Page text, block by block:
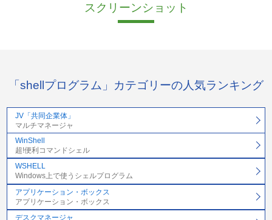
スクリーンショット
「shellプログラム」カテゴリーの人気ランキング
JV「共同企業体」
マルチマネージャ
WinShell
超!便利コマンドシェル
WSHELL
Windows上で使うシェルプログラム
アプリケーション・ボックス
アプリケーション・ボックス
デスクマネージャ